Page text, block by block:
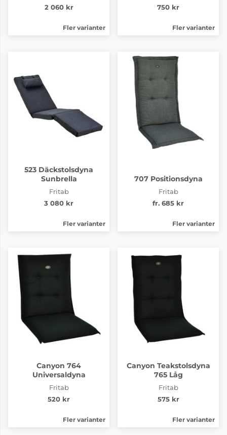
2 060 kr
Fler varianter
750 kr
Fler varianter
523 Däckstolsdyna
Sunbrella
Fritab
3 080 kr
Fler varianter
707 Positionsdyna
Fritab
fr. 685 kr
Fler varianter
Canyon 764
Universaldyna
Fritab
520 kr
Fler varianter
Canyon Teakstolsdyna
765 Låg
Fritab
575 kr
Fler varianter